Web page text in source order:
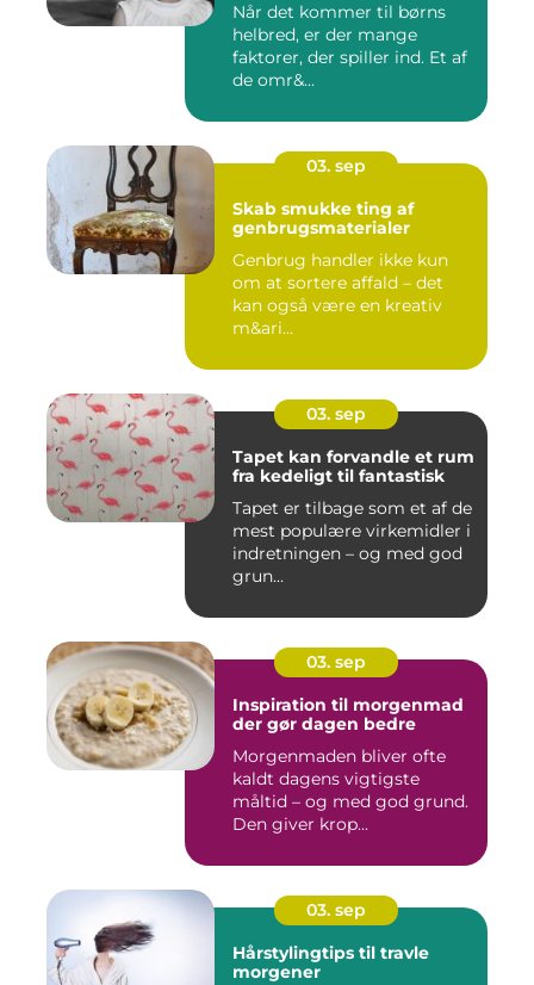
Når det kommer til børns
helbred, er der mange
faktorer, der spiller ind. Et af
de omr&...
03. sep
Skab smukke ting af
genbrugsmaterialer
Genbrug handler ikke kun
om at sortere affald – det
kan også være en kreativ
m&ari...
03. sep
Tapet kan forvandle et rum
fra kedeligt til fantastisk
Tapet er tilbage som et af de
mest populære virkemidler i
indretningen – og med god
grun...
03. sep
Inspiration til morgenmad
der gør dagen bedre
Morgenmaden bliver ofte
kaldt dagens vigtigste
måltid – og med god grund.
Den giver krop...
03. sep
Hårstylingtips til travle
morgener